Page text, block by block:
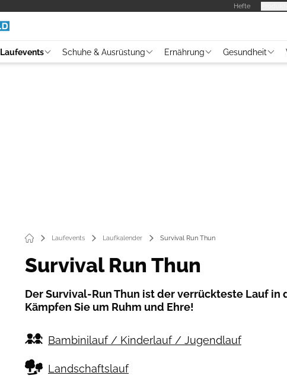
Hefte
Laufevents Schuhe & Ausrüstung Ernährung Gesundheit
Laufevents Laufkalender Survival Run Thun
Survival Run Thun
Der Survival-Run Thun ist der verrückteste Lauf in
Kämpfen Sie um Ruhm und Ehre!
Bambinilauf / Kinderlauf / Jugendlauf
Landschaftslauf